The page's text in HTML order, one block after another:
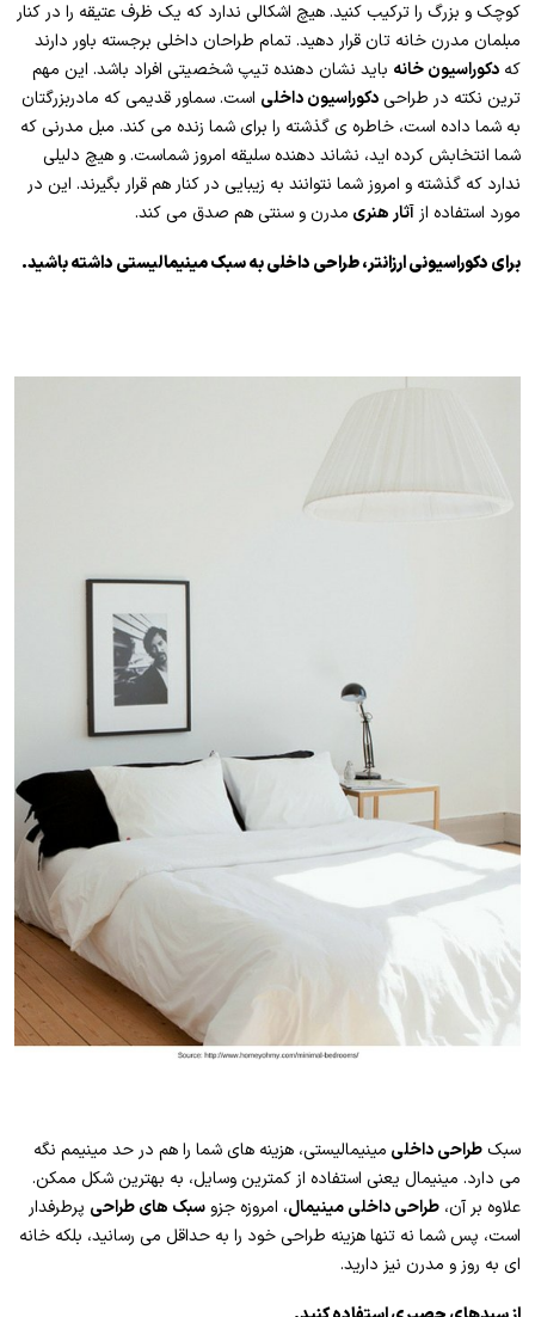
کوچک و بزرگ را ترکیب کنید. هیچ اشکالی ندارد که یک ظرف عتیقه را در کنار
مبلمان مدرن خانه تان قرار دهید. تمام طراحان داخلی برجسته باور دارند
که دکوراسیون خانه باید نشان دهنده تیپ شخصیتی افراد باشد. این مهم
ترین نکته در طراحی دکوراسیون داخلی است. سماور قدیمی که مادربزرگتان
به شما داده است، خاطره ی گذشته را برای شما زنده می کند. مبل مدرنی که
شما انتخابش کرده اید، نشاند دهنده سلیقه امروز شماست. و هیچ دلیلی
ندارد که گذشته و امروز شما نتوانند به زیبایی در کنار هم قرار بگیرند. این در
مورد استفاده از آثار هنری مدرن و سنتی هم صدق می کند.
برای دکوراسیونی ارزانتر، طراحی داخلی به سبک مینیمالیستی داشته باشید.
سبک طراحی داخلی مینیمالیستی، هزینه های شما را هم در حد مینیمم نگه
می دارد. مینیمال یعنی استفاده از کمترین وسایل، به بهترین شکل ممکن.
علاوه بر آن، طراحی داخلی مینیمال، امروزه جزوسبک های طراحی پرطرفدار
است، پس شما نه تنها هزینه طراحی خود را به حداقل می رسانید، بلکه خانه
ای به روز و مدرن نیز دارید.